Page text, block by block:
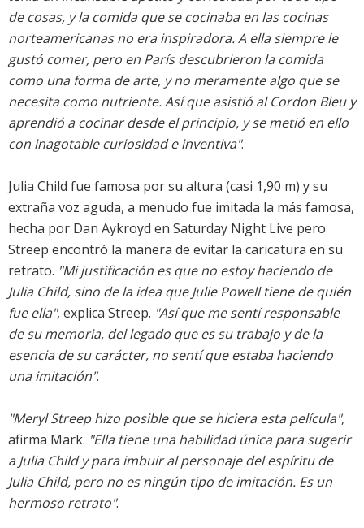
de cosas, y la comida que se cocinaba en las cocinas
norteamericanas no era inspiradora. A ella siempre le
gustó comer, pero en París descubrieron la comida
como una forma de arte, y no meramente algo que se
necesita como nutriente. Así que asistió al Cordon Bleu y
aprendió a cocinar desde el principio, y se metió en ello
con inagotable curiosidad e inventiva".
Julia Child fue famosa por su altura (casi 1,90 m) y su
extraña voz aguda, a menudo fue imitada la más famosa,
hecha por Dan Aykroyd en Saturday Night Live pero
Streep encontró la manera de evitar la caricatura en su
retrato. "Mi justificación es que no estoy haciendo de
Julia Child, sino de la idea que Julie Powell tiene de quién
fue ella", explica Streep. "Así que me sentí responsable
de su memoria, del legado que es su trabajo y de la
esencia de su carácter, no sentí que estaba haciendo
una imitación".
"Meryl Streep hizo posible que se hiciera esta película",
afirma Mark. "Ella tiene una habilidad única para sugerir
a Julia Child y para imbuir al personaje del espíritu de
Julia Child, pero no es ningún tipo de imitación. Es un
hermoso retrato".